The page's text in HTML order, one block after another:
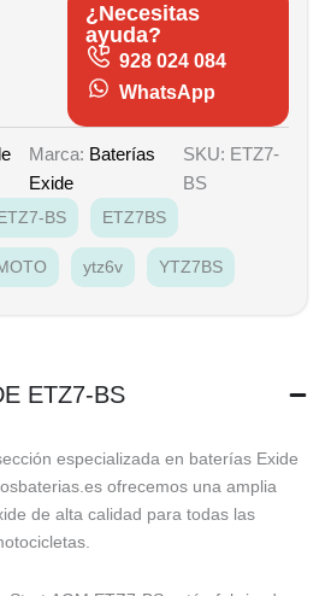
¿Necesitas
ayuda?
928 024 084
WhatsApp
Marca: Baterías
Exide
SKU: ETZ7-
BS
BS ETZ7BS
ytz6v YTZ7BS
ETZ7-BS
especializada en baterías Exide
ofrecemos una amplia
de alta calidad para todas las